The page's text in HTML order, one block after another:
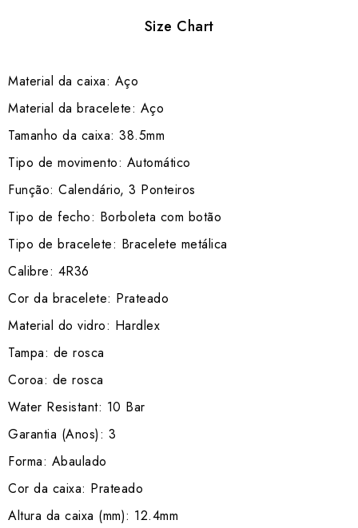
Size Chart
Material da caixa: Aço
Material da bracelete: Aço
Tamanho da caixa: 38.5mm
Tipo de movimento: Automático
Função: Calendário, 3 Ponteiros
Tipo de fecho: Borboleta com botão
Tipo de bracelete: Bracelete metálica
Calibre: 4R36
Cor da bracelete: Prateado
Material do vidro: Hardlex
Tampa: de rosca
Coroa: de rosca
Water Resistant: 10 Bar
Garantia (Anos): 3
Forma: Abaulado
Cor da caixa: Prateado
Altura da caixa (mm): 12.4mm